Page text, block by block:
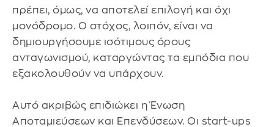
πρέπει, όμως, να αποτελεί επιλογή και όχι
μονόδρομο. Ο στόχος, λοιπόν, είναι να
δημιουργήσουμε ισότιμους όρους
ανταγωνισμού, καταργώντας τα εμπόδια που
εξακολουθούν να υπάρχουν.
Αυτό ακριβώς επιδιώκει η Ένωση
Αποταμιεύσεων και Επενδύσεων. Οι start-ups